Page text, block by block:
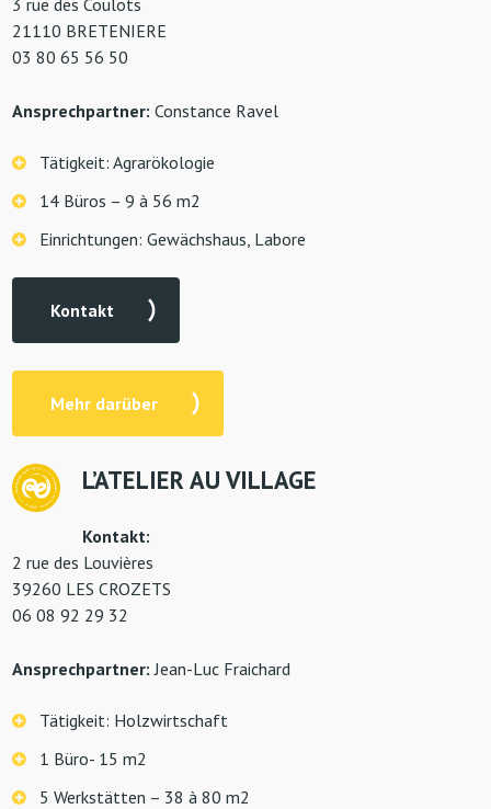
21110 BRETENIERE
03 80 65 56 50
Ansprechpartner: Constance Ravel
Tätigkeit: Agrarökologie
14 Büros – 9 à 56 m2
Einrichtungen: Gewächshaus, Labore
Kontakt
Mehr darüber
L’ATELIER AU VILLAGE
Kontakt:
2 rue des Louvières
39260 LES CROZETS
06 08 92 29 32
Ansprechpartner: Jean-Luc Fraichard
Tätigkeit: Holzwirtschaft
1 Büro- 15 m2
5 Werkstätten – 38 à 80 m2